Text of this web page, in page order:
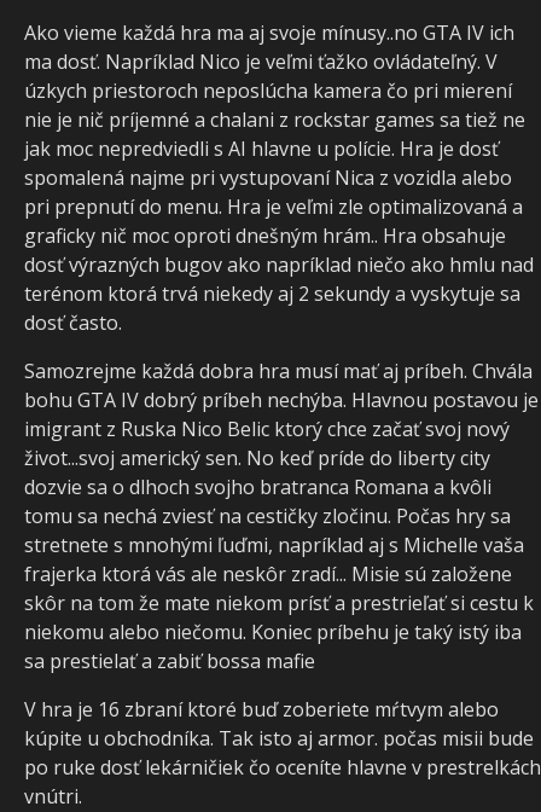
Ako vieme každá hra ma aj svoje mínusy..no GTA IV ich
ma dosť. Napríklad Nico je veľmi ťažko ovládateľný. V
úzkych priestoroch neposlúcha kamera čo pri mierení
nie je nič príjemné a chalani z rockstar games sa tiež ne
jak moc nepredviedli s AI hlavne u polície. Hra je dosť
spomalená najme pri vystupovaní Nica z vozidla alebo
pri prepnutí do menu. Hra je veľmi zle optimalizovaná a
graficky nič moc oproti dnešným hrám.. Hra obsahuje
dosť výrazných bugov ako napríklad niečo ako hmlu nad
terénom ktorá trvá niekedy aj 2 sekundy a vyskytuje sa
dosť často.
Samozrejme každá dobra hra musí mať aj príbeh. Chvála
bohu GTA IV dobrý príbeh nechýba. Hlavnou postavou je
imigrant z Ruska Nico Belic ktorý chce začať svoj nový
život...svoj americký sen. No keď príde do liberty city
dozvie sa o dlhoch svojho bratranca Romana a kvôli
tomu sa nechá zviesť na cestičky zločinu. Počas hry sa
stretnete s mnohými ľuďmi, napríklad aj s Michelle vaša
frajerka ktorá vás ale neskôr zradí... Misie sú založene
skôr na tom že mate niekom prísť a prestrieľať si cestu k
niekomu alebo niečomu. Koniec príbehu je taký istý iba
sa prestielať a zabiť bossa mafie
V hra je 16 zbraní ktoré buď zoberiete mŕtvym alebo
kúpite u obchodníka. Tak isto aj armor. počas misii bude
po ruke dosť lekárničiek čo oceníte hlavne v prestrelkách
vnútri.